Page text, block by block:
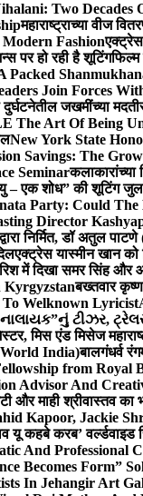
Two Decades
महाराष्ट्राच्या वीज
Fashionएक्ट्रेस
पर हो रही है शूटिंग
Packed
Join Forces
दुर्घटनेतील जखमींच्या
The Art Of Being
New York State
Savings: The
Seminarकलाकारांच्या
– एक शोध” की शूटिंग
Party: Could
Director
निर्मित, डॉ अतुल
एक्ट्रेस यास्मीन खान को
में दिखा समर सिंह
Kyrgyzstanबख्तवार
Welknown Lyricist
ટીઝર,
मिस एंड मिसेज
India)बालगंधर्व
from Royal
Advisor And
और माही श्रीवास्तव का
Kapoor, Jackie
यू कहबे करब’ वर्ल्डवाइड
And Professional
Becomes Form”
In Jehangir Art